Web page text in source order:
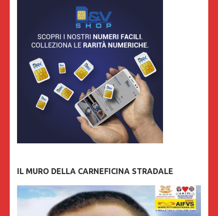
IL MURO DELLA CARNEFICINA STRADALE